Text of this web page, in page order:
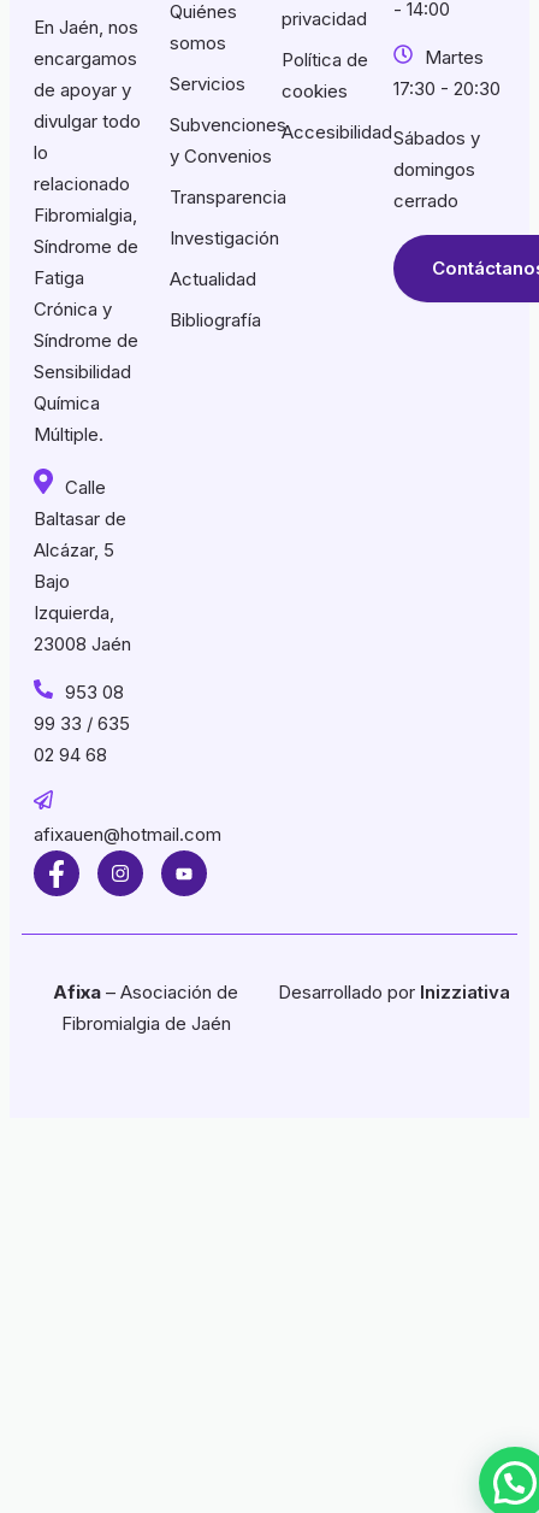
En Jaén, nos
encargamos
de apoyar y
divulgar todo
lo
relacionado
Fibromialgia,
Síndrome de
Fatiga
Crónica y
Síndrome de
Sensibilidad
Química
Múltiple.
Calle
Baltasar de
Alcázar, 5
Bajo
Izquierda,
23008 Jaén
953 08
99 33 / 635
02 94 68
afixauen@hotmail.com
Quiénes
somos
Servicios
Subvenciones
y Convenios
Transparencia
Investigación
Actualidad
Bibliografía
privacidad
Política de
cookies
Accesibilidad
- 14:00
Martes
17:30 - 20:30
Sábados y
domingos
cerrado
Afixa – Asociación de
Fibromialgia de Jaén
Desarrollado por Inizziativa